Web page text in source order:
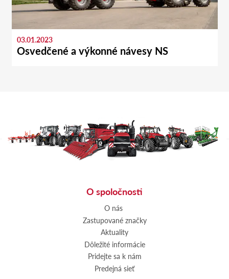
03.01.2023
Osvedčené a výkonné návesy NS
O spoločnosti
O nás
Zastupované značky
Aktuality
Dôležité informácie
Pridejte sa k nám
Predejná sieť